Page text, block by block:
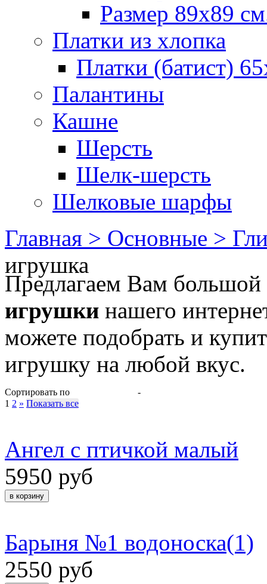
Размер 89х89
Платки из хлопка
Платки (батист)
Палантины
Кашне
Шерсть
Шелк-шерсть
Шелковые шарфы
Главная > Основные >
игрушка
Предлагаем Вам большой
игрушки нашего
можете подобрать и
игрушку на любой вкус.
Сортировать по
-
1 2 » Показать все
Ангел с птичкой малый
5950 руб
Барыня №1 водоноска(1)
2550 руб